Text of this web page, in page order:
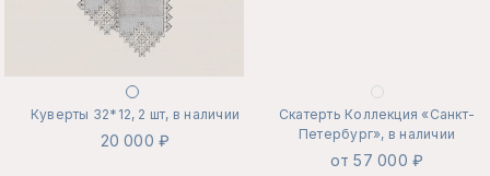
Куверты 32*12, 2 шт, в наличии
20 000 ₽
Скатерть Коллекция «Санкт-
Петербург», в наличии
от 57 000 ₽